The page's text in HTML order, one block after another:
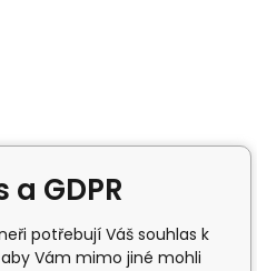
a GDPR
potřebují Váš souhlas k
Vám mimo jiné mohli